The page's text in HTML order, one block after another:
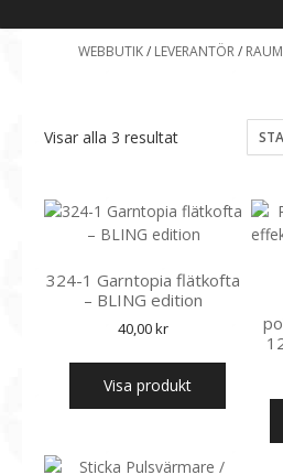
WEBBUTIK/ LEVERANTÖR/
Visar alla 3 resultat
324-1 Garntopia flätkofta
– BLING edition
40,00kr
Visa produkt